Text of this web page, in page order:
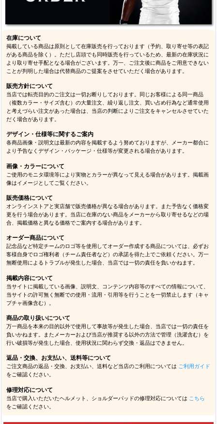
在庫について
掲載している商品は原則として在庫販売を行っております（予約、取り寄せ等の表記
がある商品を除く）。ただし店頭でも同時販売を行っているため、最新の在庫状況に
より取り寄せ手配となる場合がございます。万一、ご注文後に商品をご用意できない
ことが判明した場合は代替商品のご提案をさせていただく場合があります。
販売方針について
当店では転売目的のご注文は一切お断りしております。同じお客様による同一商品
（複数カラー・サイズ含む）の大量注文、繰り返し注文、買い占め行為など通常使用
と考えづらい注文があった場合は、当店の判断によりご注文をキャンセルさせていた
だく場合があります。
デザイン・仕様等に関するご案内
各商品画像・説明文は最新の内容を掲載するよう努めておりますが、メーカー都合に
より予告なくデザイン・パッケージ・仕様等が変更される場合があります。
画像・カラーについて
ご使用のモニタ環境等により実物とカラーが異なって見える場合があります。掲載画
像はイメージとしてご覧ください。
販売価格について
オンラインストアと実店舗で販売価格が異なる場合があります。また予告なく価格変
更を行う場合があります。当店に在庫のない商品をメーカーから取り寄せるなどの場
合、掲載価格と異なる価格でご案内する場合があります。
オーダー商品について
記念品など特定チームのロゴ等を使用してオーダー作成する商品については、必ずお
客様自身でロゴ権利者（チーム責任者など）の承諾を得た上でご依頼ください。万一
無断使用によるトラブルが発生した場合、当店では一切の責任を負いかねます。
掲載内容について
当サイトに掲載している画像、説明文、コンテンツ内容等のすべての情報について、
当サイトの許可無く無断での使用・流用・引用等を行うことを一切禁止します（キャ
プチャ画像含む）。
商品の取り扱いについて
万一商品を本来の目的以外で使用して事故等が発生した場合、当店では一切の責任を
負いかねます。またメーカーおよび当店が推奨する以外の方法で管理（洗濯含む）を
行い破損等が発生した場合、使用状況に関わらず交換・返品はできません。
返品・交換、お支払い、送料等について
ご注文商品の返品・交換、お支払い、送料など当店のご利用については ご利用ガイド
をご確認ください。
修理対応について
当店で購入いただいたヘルメット、ショルダーパッドの修理対応については こちら
をご確認ください。